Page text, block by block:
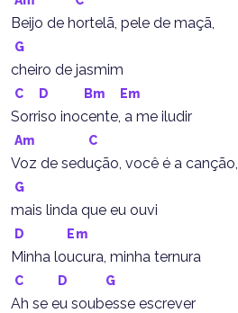
Beijo de hortelã, pele de maçã,
G
cheiro de jasmim
C D Bm Em
Sorriso inocente, a me iludir
Am C
Voz de sedução, você é a canção,
G
mais linda que eu ouvi
D Em
Minha loucura, minha ternura
C D G
Ah se eu soubesse escrever